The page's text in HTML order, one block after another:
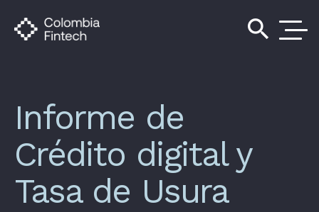
search
Informe de
Crédito digital y
Tasa de Usura